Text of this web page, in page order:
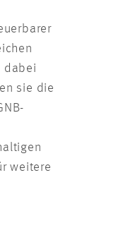
dabei
sie die
weitere